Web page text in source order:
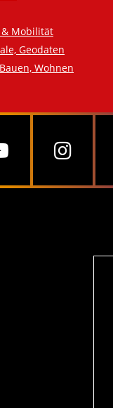
Mobilität
Geodaten
Wohnen